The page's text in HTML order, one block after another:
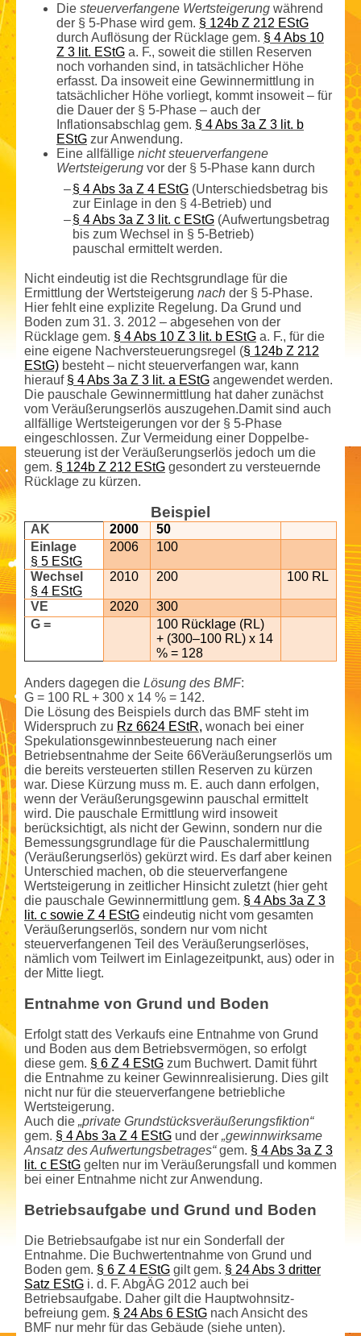
Die steuerverfangene Wertsteigerung während
der § 5-Phase wird gem. § 124b Z 212 EStG
durch Auflösung der Rücklage gem. § 4 Abs 10
Z 3 lit. EStG a. F., soweit die stillen Reserven
noch vorhanden sind, in tatsächlicher Höhe
erfasst. Da insoweit eine Gewinn­ermittlung in
tatsächlicher Höhe vorliegt, kommt insoweit – für
die Dauer der § 5-Phase – auch der
Inflationsabschlag gem. § 4 Abs 3a Z 3 lit. b
EStG zur Anwendung.
Eine allfällige nicht steuerverfangene
Wertsteigerung vor der § 5-Phase kann durch
–§ 4 Abs 3a Z 4 EStG (Unterschieds­betrag bis
zur Einlage in den § 4-Betrieb) und
–§ 4 Abs 3a Z 3 lit. c EStG (Aufwertungs­betrag
bis zum Wechsel in § 5-Betrieb)
pauschal ermittelt werden.
Nicht eindeutig ist die Rechtsgrundlage für die
Ermittlung der Wertsteigerung nach der § 5-Phase.
Hier fehlt eine explizite Regelung. Da Grund und
Boden zum 31. 3. 2012 – abgesehen von der
Rücklage gem. § 4 Abs 10 Z 3 lit. b EStG a. F., für die
eine eigene Nachver­steuerungsregel (§ 124b Z 212
EStG) besteht – nicht steuerverfangen war, kann
hierauf § 4 Abs 3a Z 3 lit. a EStG angewendet werden.
Die pauschale Gewinn­ermittlung hat daher zunächst
vom Veräußerungserlös auszugehen.Damit sind auch
allfällige Wertsteigerungen vor der § 5-Phase
eingeschlossen. Zur Vermeidung einer Doppelbe­
steuerung ist der Veräußerungserlös jedoch um die
gem. § 124b Z 212 EStG gesondert zu versteuernde
Rücklage zu kürzen.
Beispiel
AK 2000
50
Einlage
§ 5 EStG
2006 100
Wechsel
§ 4 EStG
2010 200 100 RL
VE 2020
300
G =
100 Rücklage (RL)
+ (300–100 RL) x 14
% = 128
Anders dagegen die Lösung des BMF:
G = 100 RL + 300 x 14 % = 142.
Die Lösung des Beispiels durch das BMF steht im
Widerspruch zu Rz 6624 EStR, wonach bei einer
Spekulations­gewinnbesteuerung nach einer
Betriebsentnahme der Seite 66Veräußerungserlös um
die bereits versteuerten stillen Reserven zu kürzen
war. Diese Kürzung muss m. E. auch dann erfolgen,
wenn der Veräußerungs­gewinn pauschal ermittelt
wird. Die pauschale Ermittlung wird insoweit
berücksichtigt, als nicht der Gewinn, sondern nur die
Bemessungsgrundlage für die Pauschal­ermittlung
(Veräußerungserlös) gekürzt wird. Es darf aber keinen
Unterschied machen, ob die steuerverfangene
Wertsteigerung in zeitlicher Hinsicht zuletzt (hier geht
die pauschale Gewinn­ermittlung gem. § 4 Abs 3a Z 3
lit. c sowie Z 4 EStG eindeutig nicht vom gesamten
Veräußerungserlös, sondern nur vom nicht
steuerverfangenen Teil des Veräußerungserlöses,
nämlich vom Teilwert im Einlagezeitpunkt, aus) oder in
der Mitte liegt.
Entnahme von Grund und Boden
Erfolgt statt des Verkaufs eine Entnahme von Grund
und Boden aus dem Betriebsvermögen, so erfolgt
diese gem. § 6 Z 4 EStG zum Buchwert. Damit führt
die Entnahme zu keiner Gewinnrealisierung. Dies gilt
nicht nur für die steuerverfangene betriebliche
Wertsteigerung.
Auch die „private Grundstücksveräußerungsfiktion“
gem. § 4 Abs 3a Z 4 EStG und der „gewinnwirksame
Ansatz des Aufwertungs­betrages“gem. § 4 Abs 3a Z 3
lit. c EStG gelten nur im Veräußerungsfall und kommen
bei einer Entnahme nicht zur Anwendung.
Betriebsaufgabe und Grund und Boden
Die Betriebsaufgabe ist nur ein Sonderfall der
Entnahme. Die Buchwertentnahme von Grund und
Boden gem. § 6 Z 4 EStG gilt gem. § 24 Abs 3 dritter
Satz EStG i. d. F. AbgÄG 2012 auch bei
Betriebsaufgabe. Daher gilt die Hauptwohnsitz­
befreiung gem. § 24 Abs 6 EStG nach Ansicht des
BMF nur mehr für das Gebäude (siehe unten).